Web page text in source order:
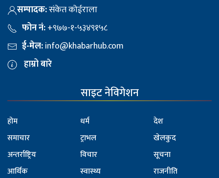
सम्पादक:संकेत कोईराला
फोन नं:+९७७-१-५३४९१५८
ई-मेल:info@khabarhub.com
हाम्रो बारे
साइट नेविगेशन
होम
समाचार
अन्तर्राष्ट्रिय
आर्थिक
धर्म
ट्राभल
विचार
स्वास्थ्य
देश
खेलकुद
सूचना
राजनीति